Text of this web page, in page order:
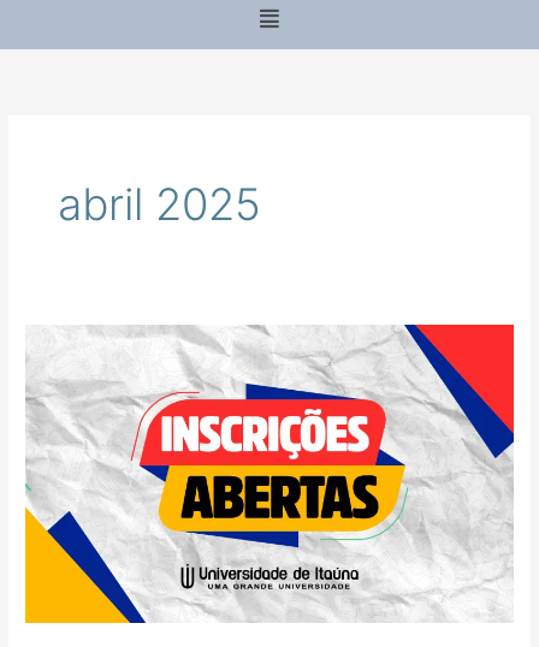
Menu
abril 2025
PROGRAMA
DE
PÓS-
GRADUAÇÃO
STRICTO
SENSU